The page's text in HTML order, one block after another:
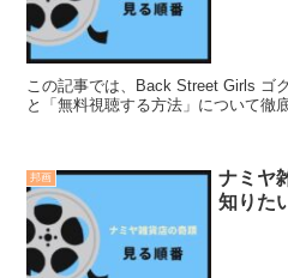
この記事では、Back Street Girls ゴ
と「無料視聴する方法」について徹
邦画
ナミヤ
知りた